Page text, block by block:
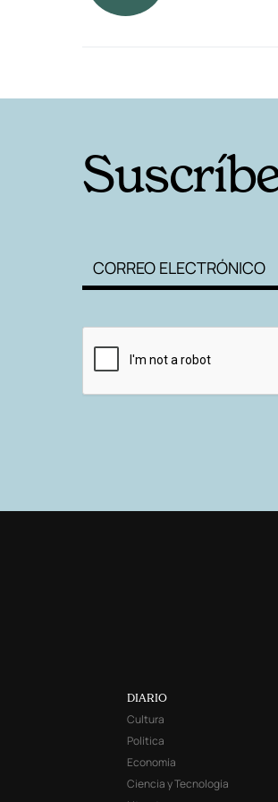
DIARIO
Cultura
Política
Economía
Ciencia y Tecnología